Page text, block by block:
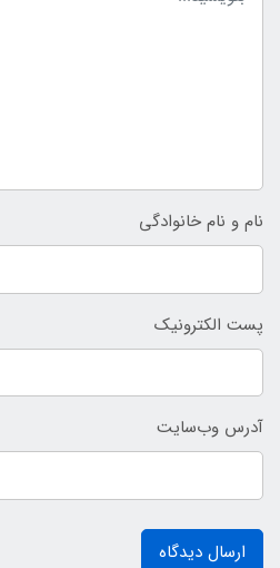
نام و نام خانوادگی
پست الکترونیک
آدرس وب‌سایت
ارسال دیدگاه